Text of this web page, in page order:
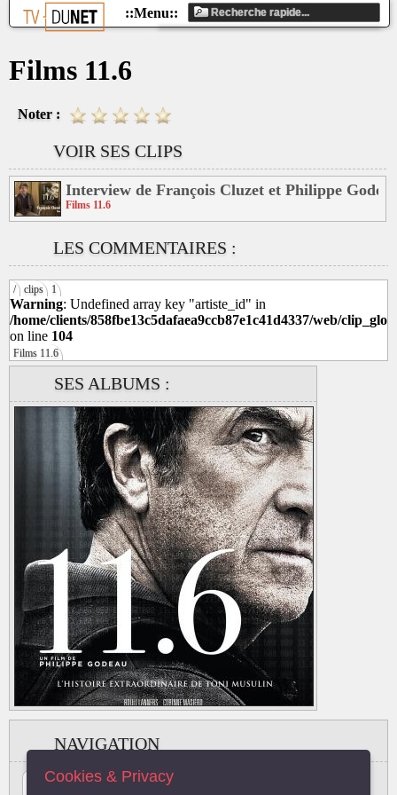
/ clips 1
Warning: Undefined array key "artiste_id" in
/home/clients/858fbe13c5dafaea9ccb87e1c41d4337/web/
on line 104
Films 11.6
SES ALBUMS :
NAVIGATION
A B C D
Films 11.6
Noter :
VOIR SES CLIPS
Interview de François Cluzet et Philippe
Films 11.6
LES COMMENTAIRES :
Cookies & Privacy